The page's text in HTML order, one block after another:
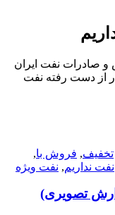
و صادرات نفت ایران
کرد: 80 درصد بازار از دست رفته نفت
تخفیف, فروش با,
نفت نداریم, نفت ویژه
تصویری)